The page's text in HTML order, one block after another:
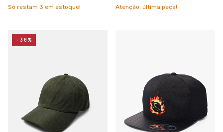
Só restam 3 em estoque! Atenção, última peça!
-30%